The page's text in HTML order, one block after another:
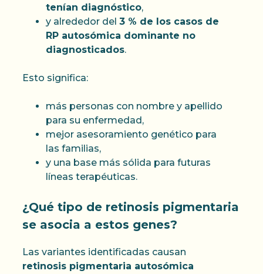
tenían diagnóstico,
y alrededor del 3 % de los casos de
RP autosómica dominante no
diagnosticados.
Esto significa:
más personas con nombre y apellido
para su enfermedad,
mejor asesoramiento genético para
las familias,
y una base más sólida para futuras
líneas terapéuticas.
¿Qué tipo de retinosis pigmentaria
se asocia a estos genes?
Las variantes identificadas causan
retinosis pigmentaria autosómica